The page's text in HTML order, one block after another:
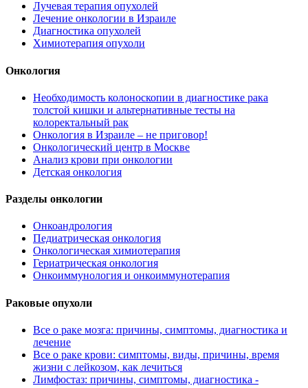
Лучевая терапия опухолей
Лечение онкологии в Израиле
Диагностика опухолей
Химиотерапия опухоли
Онкология
Необходимость колоноскопии в диагностике рака
толстой кишки и альтернативные тесты на
колоректальный рак
Онкология в Израиле – не приговор!
Онкологический центр в Москве
Анализ крови при онкологии
Детская онкология
Разделы онкологии
Онкоандрология
Педиатрическая онкология
Онкологическая химиотерапия
Гериатрическая онкология
Онкоиммунология и онкоиммунотерапия
Раковые опухоли
Все о раке мозга: причины, симптомы, диагностика и
лечение
Все о раке крови: симптомы, виды, причины, время
жизни с лейкозом, как лечиться
Лимфостаз: причины, симптомы, диагностика -